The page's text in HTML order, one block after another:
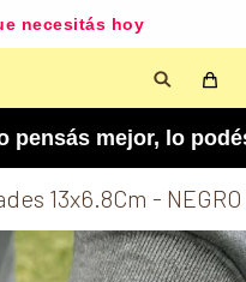
necesitás hoy
lo podés
13x6.8Cm - NEGRO